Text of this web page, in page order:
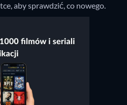
aby sprawdzić, co nowego.